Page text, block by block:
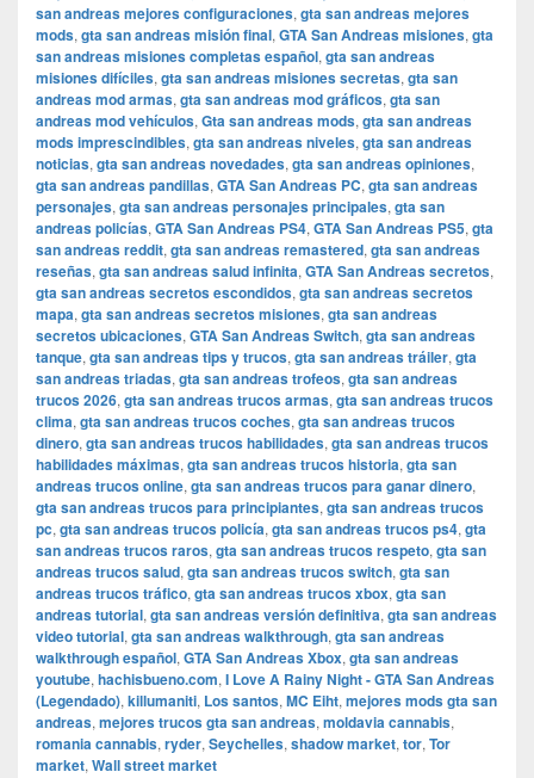
san andreas mejores configuraciones, gta san andreas mejores
mods, gta san andreas misión final, GTA San Andreas misiones, gta
san andreas misiones completas español, gta san andreas
misiones difíciles, gta san andreas misiones secretas, gta san
andreas mod armas, gta san andreas mod gráficos, gta san
andreas mod vehículos, Gta san andreas mods, gta san andreas
mods imprescindibles, gta san andreas niveles, gta san andreas
noticias, gta san andreas novedades, gta san andreas opiniones,
gta san andreas pandillas, GTA San Andreas PC, gta san andreas
personajes, gta san andreas personajes principales, gta san
andreas policías, GTA San Andreas PS4, GTA San Andreas PS5, gta
san andreas reddit, gta san andreas remastered, gta san andreas
reseñas, gta san andreas salud infinita, GTA San Andreas secretos,
gta san andreas secretos escondidos, gta san andreas secretos
mapa, gta san andreas secretos misiones, gta san andreas
secretos ubicaciones, GTA San Andreas Switch, gta san andreas
tanque, gta san andreas tips y trucos, gta san andreas tráiler, gta
san andreas triadas, gta san andreas trofeos, gta san andreas
trucos 2026, gta san andreas trucos armas, gta san andreas trucos
clima, gta san andreas trucos coches, gta san andreas trucos
dinero, gta san andreas trucos habilidades, gta san andreas trucos
habilidades máximas, gta san andreas trucos historia, gta san
andreas trucos online, gta san andreas trucos para ganar dinero,
gta san andreas trucos para principiantes, gta san andreas trucos
pc, gta san andreas trucos policía, gta san andreas trucos ps4, gta
san andreas trucos raros, gta san andreas trucos respeto, gta san
andreas trucos salud, gta san andreas trucos switch, gta san
andreas trucos tráfico, gta san andreas trucos xbox, gta san
andreas tutorial, gta san andreas versión definitiva, gta san andreas
video tutorial, gta san andreas walkthrough, gta san andreas
walkthrough español, GTA San Andreas Xbox, gta san andreas
youtube, hachisbueno.com, I Love A Rainy Night - GTA San Andreas
(Legendado), killumaniti, Los santos, MC Eiht, mejores mods gta san
andreas, mejores trucos gta san andreas, moldavia cannabis,
romania cannabis, ryder, Seychelles, shadow market, tor, Tor
market, Wall street market